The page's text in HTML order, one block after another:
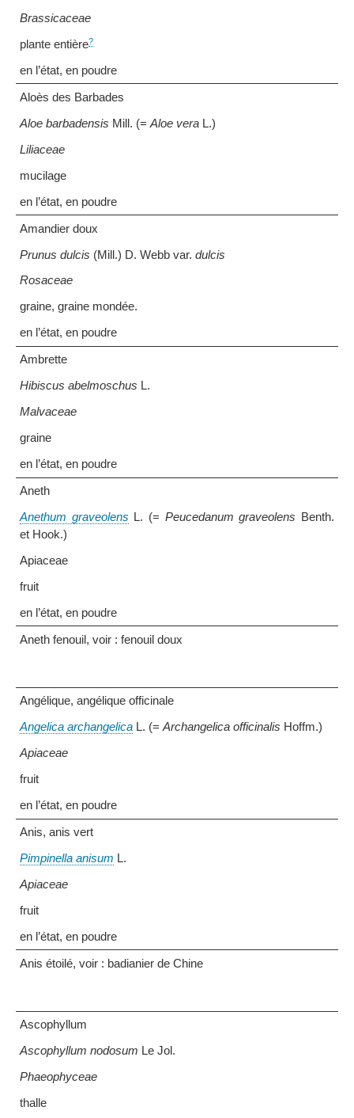
Brassicaceae
plante entière?
en l’état, en poudre
Aloès des Barbades
Aloe barbadensis Mill. (=Aloe vera L.)
Liliaceae
mucilage
en l’état, en poudre
Amandier doux
Prunus dulcis (Mill.) D. Webb var.dulcis
Rosaceae
graine, graine mondée.
en l’état, en poudre
Ambrette
Hibiscus abelmoschus L.
Malvaceae
graine
en l’état, en poudre
Aneth
Anethum graveolens L. (= Peucedanum graveolens Benth.
et Hook.)
Apiaceae
fruit
en l’état, en poudre
Aneth fenouil, voir : fenouil doux
Angélique, angélique officinale
Angelica archangelica L. (=Archangelica officinalis Hoffm.)
Apiaceae
fruit
en l’état, en poudre
Anis, anis vert
Pimpinella anisum L.
Apiaceae
fruit
en l’état, en poudre
Anis étoilé, voir : badianier de Chine
Ascophyllum
Ascophyllum nodosum Le Jol.
Phaeophyceae
thalle